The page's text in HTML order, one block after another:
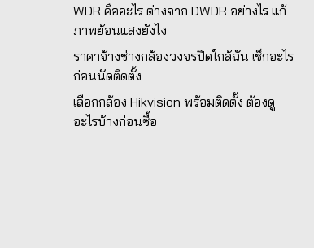
WDR คืออะไร ต่างจาก DWDR อย่างไร แก้
ภาพย้อนแสงยังไง
ราคาจ้างช่างกล้องวงจรปิดใกล้ฉัน เช็กอะไร
ก่อนนัดติดตั้ง
เลือกกล้อง Hikvision พร้อมติดตั้ง ต้องดู
อะไรบ้างก่อนซื้อ